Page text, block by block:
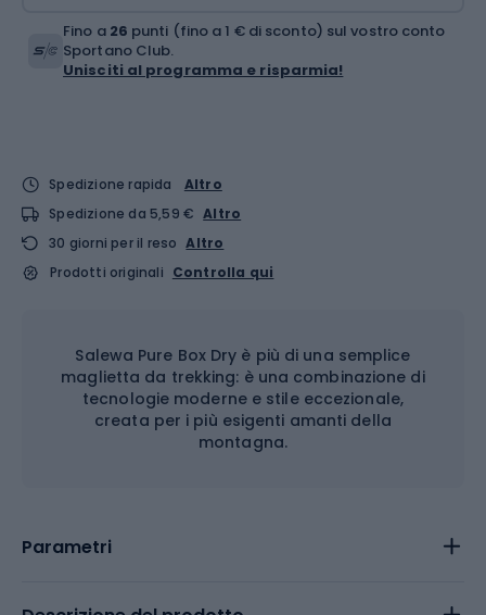
Fino a 26 punti (fino a 1 € di sconto) sul vostro conto
Sportano Club.
Unisciti al programma e risparmia!
Spedizione rapida
Altro
Spedizione da 5,59 € Altro
30 giorni per il reso Altro
Prodotti originali Controlla qui
Salewa Pure Box Dry è più di una semplice
maglietta da trekking: è una combinazione di
tecnologie moderne e stile eccezionale,
creata per i più esigenti amanti della
montagna.
Parametri